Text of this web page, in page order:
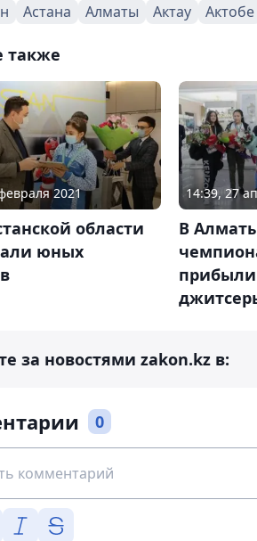
Астана Алматы Актау Актобе
также
2021
области
юных
14:39, 27
В
за новостями zakon.kz в:
0